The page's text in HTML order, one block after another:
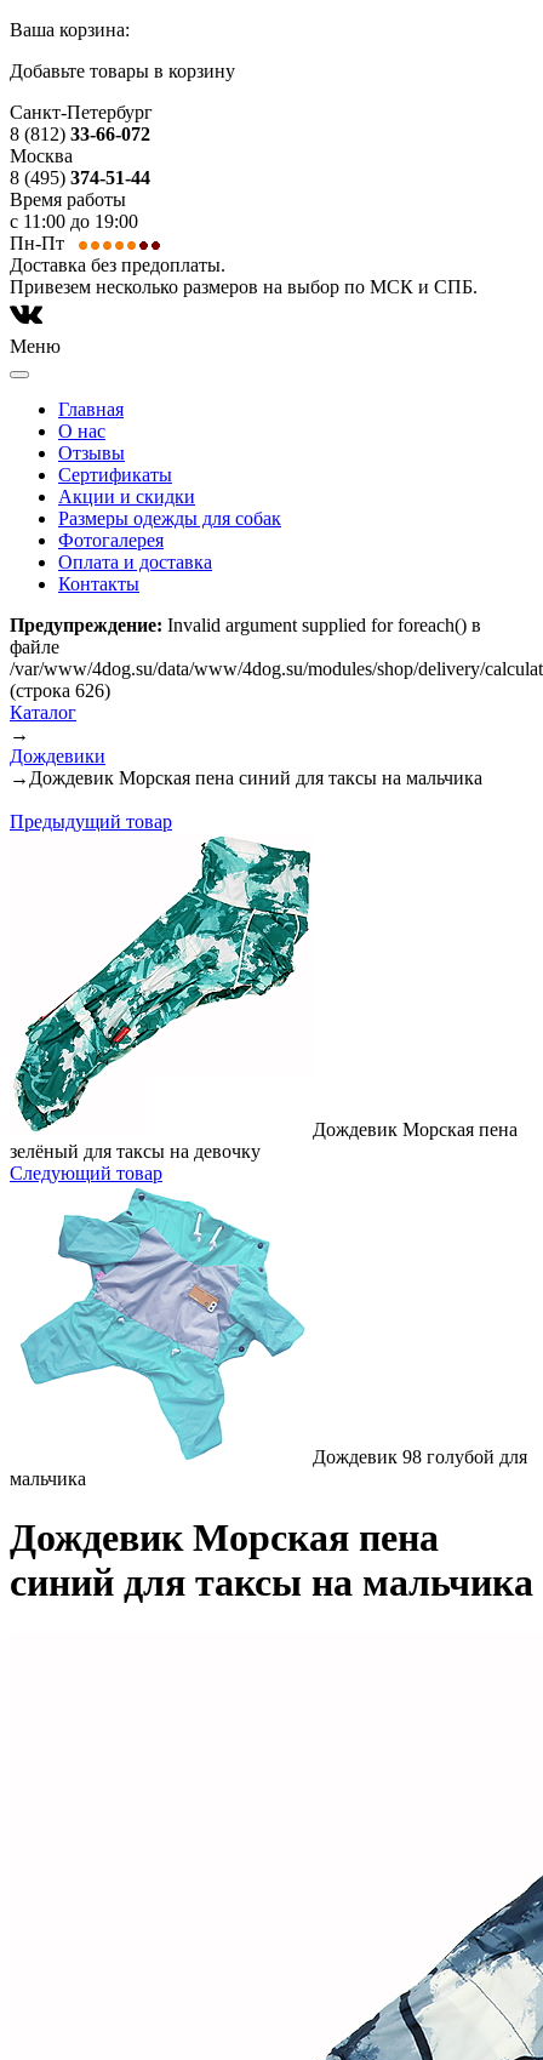
Ваша корзина:
Добавьте товары в корзину
Санкт-Петербург
8 (812) 33-66-072
Москва
8 (495) 374-51-44
Время работы
с 11:00 до 19:00
Пн-Пт
Доставка без предоплаты.
Привезем несколько размеров на выбор по МСК и СПБ.
Меню
Главная
О нас
Отзывы
Сертификаты
Акции и скидки
Размеры одежды для собак
Фотогалерея
Оплата и доставка
Контакты
Предупреждение: Invalid argument supplied for foreach() в
файле
/var/www/4dog.su/data/www/4dog.su/modules/shop/delivery/
(строка 626)
Каталог
→
Дождевики
→ Дождевик Морская пена синий для таксы на мальчика
Предыдущий товар
Дождевик Морская пена
зелёный для таксы на девочку
Следующий товар
Дождевик 98 голубой для
мальчика
Дождевик Морская пена
синий для таксы на мальчика